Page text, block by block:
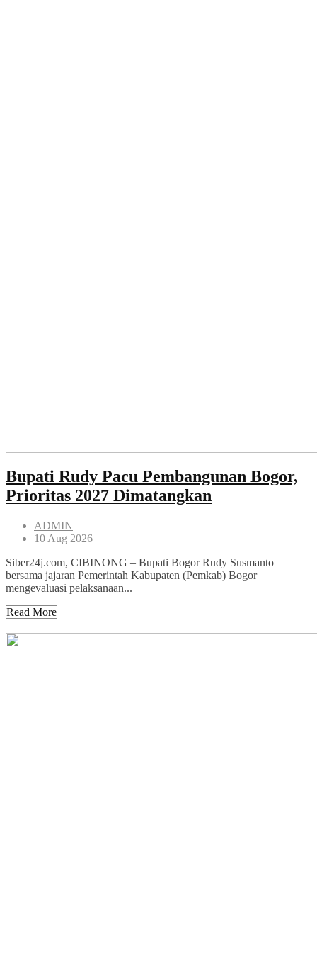
Bupati Rudy Pacu Pembangunan Bogor,
Prioritas 2027 Dimatangkan
ADMIN
10 Aug 2026
Siber24j.com, CIBINONG – Bupati Bogor Rudy Susmanto
bersama jajaran Pemerintah Kabupaten (Pemkab) Bogor
mengevaluasi pelaksanaan...
Read More